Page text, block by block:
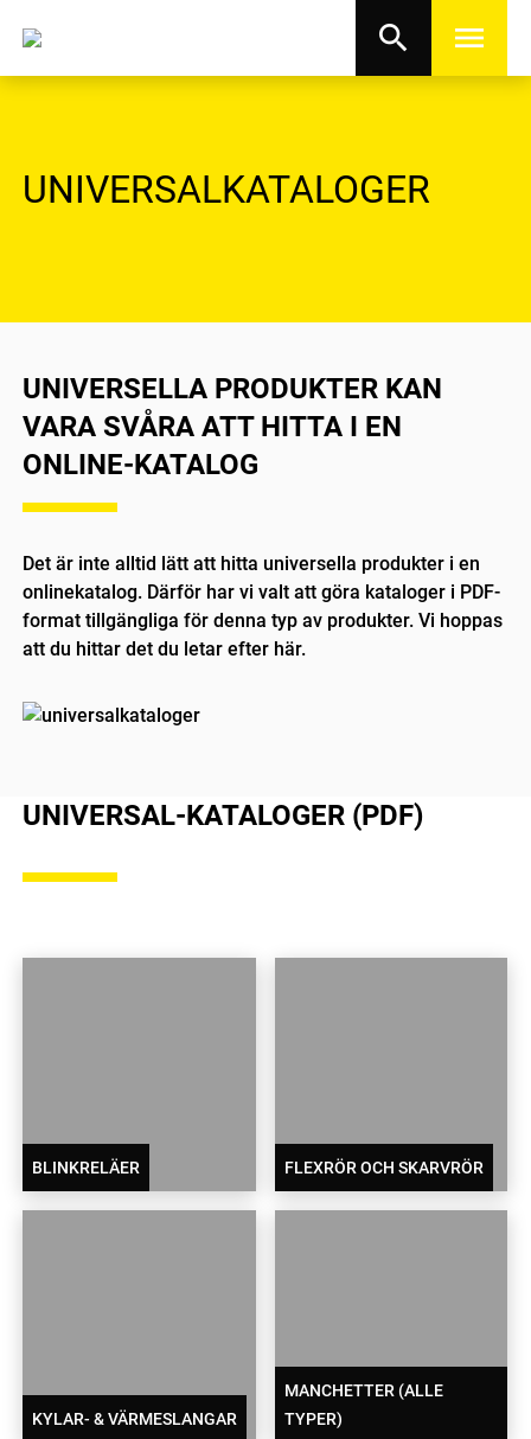
search menu
UNIVERSALKATALOGER
UNIVERSELLA PRODUKTER KAN
VARA SVÅRA ATT HITTA I EN
ONLINE-KATALOG
Det är inte alltid lätt att hitta universella produkter i en
onlinekatalog. Därför har vi valt att göra kataloger i PDF-
format tillgängliga för denna typ av produkter. Vi hoppas
att du hittar det du letar efter här.
UNIVERSAL-KATALOGER (PDF)
BLINKRELÄER FLEXRÖR OCH SKARVRÖR
KYLAR- & VÄRMESLANGAR
MANCHETTER (ALLE
TYPER)